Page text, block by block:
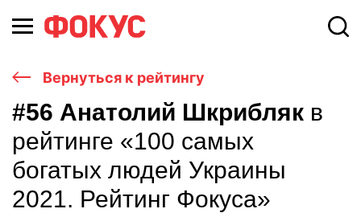
Вернуться к рейтингу
#56 Анатолий Шкрибляк в
рейтинге «100 самых
богатых людей Украины
2021. Рейтинг Фокуса»